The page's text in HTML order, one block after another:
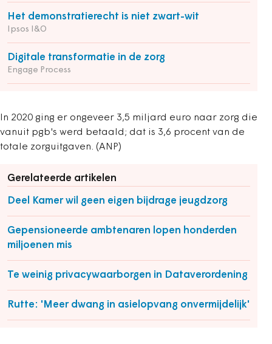
Het demonstratierecht is niet zwart-wit
Ipsos I&O
Digitale transformatie in de zorg
Engage Process
In 2020 ging er ongeveer 3,5 miljard euro naar zorg die
vanuit pgb's werd betaald; dat is 3,6 procent van de
totale zorguitgaven. (ANP)
Gerelateerde artikelen
Deel Kamer wil geen eigen bijdrage jeugdzorg
Gepensioneerde ambtenaren lopen honderden
miljoenen mis
Te weinig privacywaarborgen in Dataverordening
Rutte: 'Meer dwang in asielopvang onvermijdelijk'